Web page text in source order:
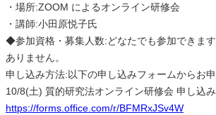
・場所:ZOOM によるオンライン研修会
・講師:小田原悦子氏
◆参加資格・募集人数:どなたでも参加できま
ありません。
申し込み方法:以下の申し込みフォームからお申
10/8(土) 質的研究法オンライン研修会 申し込
https://forms.office.com/r/BFMRxJSv4W